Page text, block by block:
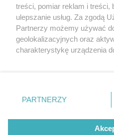
Swiateczne
tychach 12
Nie zapomnij
zapoznać się z:
polityką prywatności
Twojemiasto
Piekary Śląskie
Chorzów
Tarnowskie Góry
Gliwice
treści, pomiar reklam i treści,
ulepszanie usług. Za zgodą
Partnerzy możemy używać
geolokalizacyjnych oraz
charakterystykę urządzenia
zmienić/wycofać klikając
znajdujący się w lewym
rodzaje przetwarzania
użytkownika, ale masz
PARTNERZY